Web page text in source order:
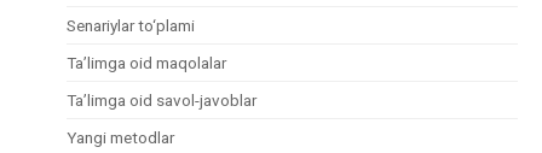
Senariylar to‘plami
Ta’limga oid maqolalar
Ta’limga oid savol-javoblar
Yangi metodlar